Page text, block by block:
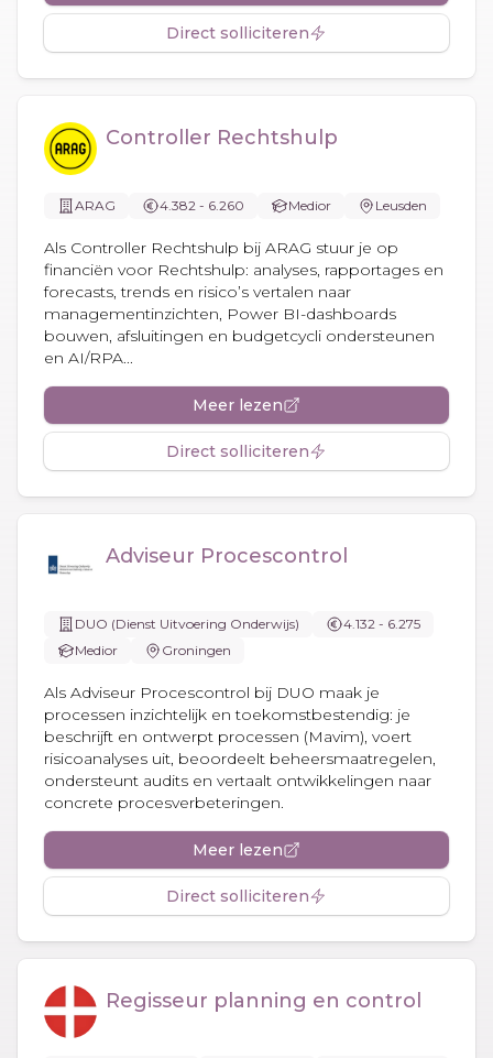
Direct solliciteren
Controller Rechtshulp
ARAG 4.382 - 6.260 Medior Leusden
Als Controller Rechtshulp bij ARAG stuur je op
financiën voor Rechtshulp: analyses, rapportages en
forecasts, trends en risico’s vertalen naar
managementinzichten, Power BI-dashboards
bouwen, afsluitingen en budgetcycli ondersteunen
en AI/RPA...
Meer lezen
Direct solliciteren
Adviseur Procescontrol
DUO (Dienst Uitvoering Onderwijs)
4.132 - 6.275
Medior
Groningen
Als Adviseur Procescontrol bij DUO maak je
processen inzichtelijk en toekomstbestendig: je
beschrijft en ontwerpt processen (Mavim), voert
risicoanalyses uit, beoordeelt beheersmaatregelen,
ondersteunt audits en vertaalt ontwikkelingen naar
concrete procesverbeteringen.
Meer lezen
Direct solliciteren
Regisseur planning en control